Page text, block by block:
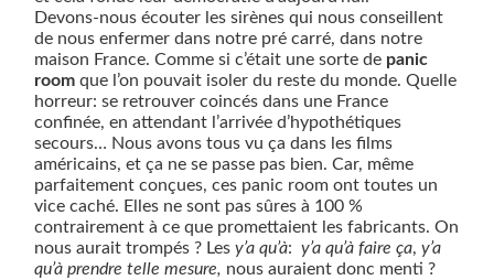
Devons-nous écouter les sirènes qui nous conseillent
de nous enfermer dans notre pré carré, dans notre
maison France. Comme si c’était une sorte de panic
room que l’on pouvait isoler du reste du monde. Quelle
horreur: se retrouver coincés dans une France
confinée, en attendant l’arrivée d’hypothétiques
secours… Nous avons tous vu ça dans les films
américains, et ça ne se passe pas bien. Car, même
parfaitement conçues, ces panic room ont toutes un
vice caché. Elles ne sont pas sûres à 100 %
contrairement à ce que promettaient les fabricants. On
nous aurait trompés ? Lesy’a qu’à: y’a qu’à faire ça,y’a
qu’à prendre telle mesure, nous auraient donc menti ?